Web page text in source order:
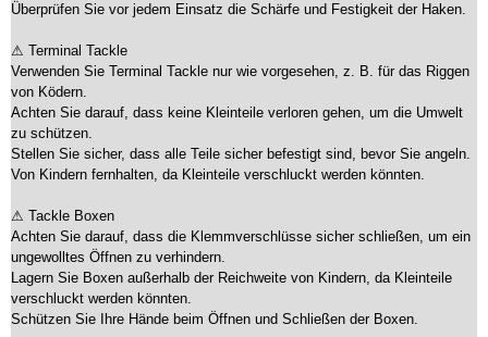
Überprüfen Sie vor jedem Einsatz die Schärfe und Festigkeit der Haken.
⚠ Terminal Tackle
Verwenden Sie Terminal Tackle nur wie vorgesehen, z. B. für das Riggen
von Ködern.
Achten Sie darauf, dass keine Kleinteile verloren gehen, um die Umwelt
zu schützen.
Stellen Sie sicher, dass alle Teile sicher befestigt sind, bevor Sie angeln.
Von Kindern fernhalten, da Kleinteile verschluckt werden könnten.
⚠ Tackle Boxen
Achten Sie darauf, dass die Klemmverschlüsse sicher schließen, um ein
ungewolltes Öffnen zu verhindern.
Lagern Sie Boxen außerhalb der Reichweite von Kindern, da Kleinteile
verschluckt werden könnten.
Schützen Sie Ihre Hände beim Öffnen und Schließen der Boxen.